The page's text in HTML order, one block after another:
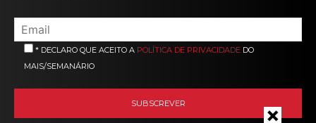
* DECLARO QUE ACEITO A POLÍTICA DE PRIVACIDADE DO
MAIS/SEMANÁRIO